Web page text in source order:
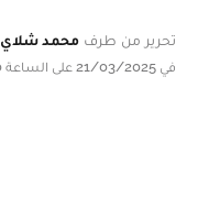
تحرير من طرف محمد شلاي
في 21/03/2025 على الساعة 23:00